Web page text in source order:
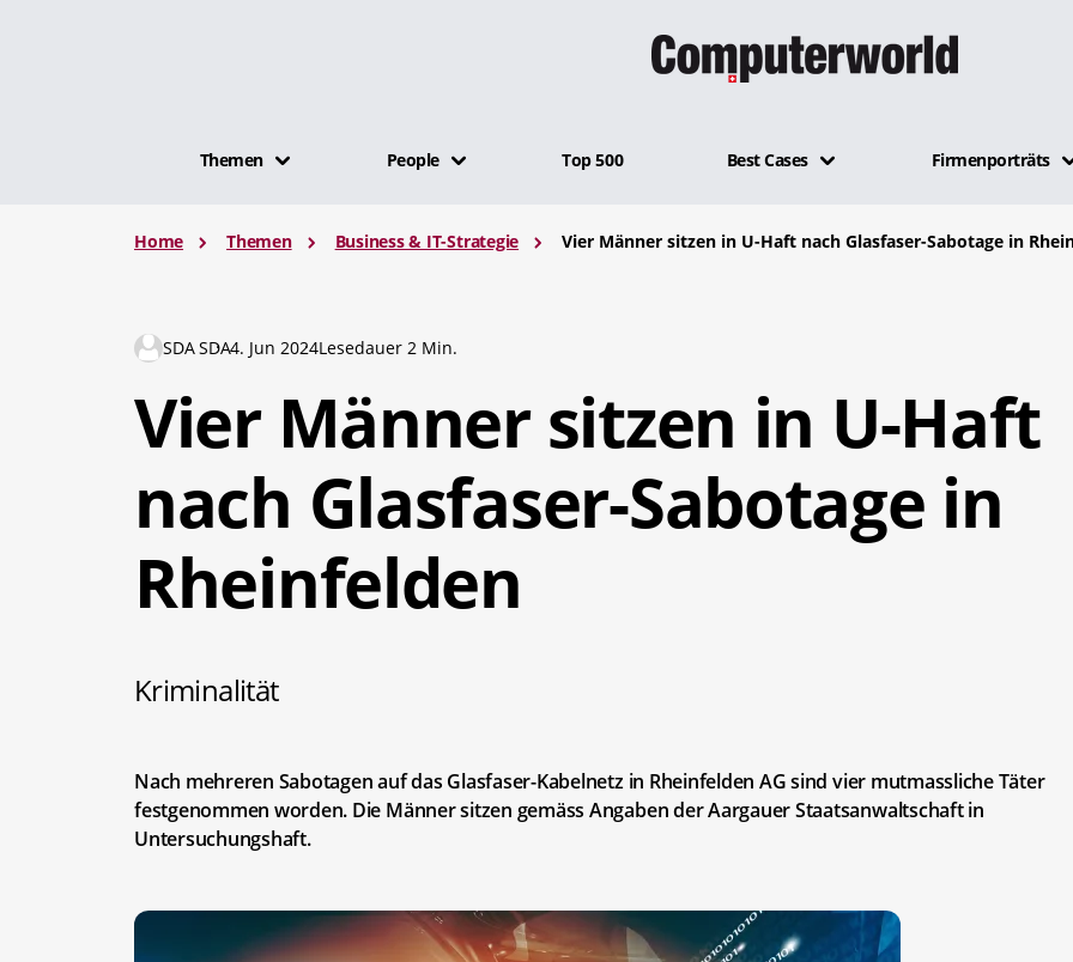
Themen People Top 500 Best Cases Firmenporträts
Home Themen Business & IT-Strategie Vier Männer sitzen in U-Haft nach Glasfaser-Sabotage in
SDA SDA4. Jun 2024Lesedauer 2 Min.
Vier Männer sitzen in U-Haft
nach Glasfaser-Sabotage in
Rheinfelden
Kriminalität
Nach mehreren Sabotagen auf das Glasfaser-Kabelnetz in Rheinfelden AG sind vier mutmassliche Täter
festgenommen worden. Die Männer sitzen gemäss Angaben der Aargauer Staatsanwaltschaft in
Untersuchungshaft.